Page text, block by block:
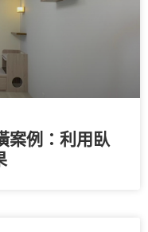
案例：利用臥